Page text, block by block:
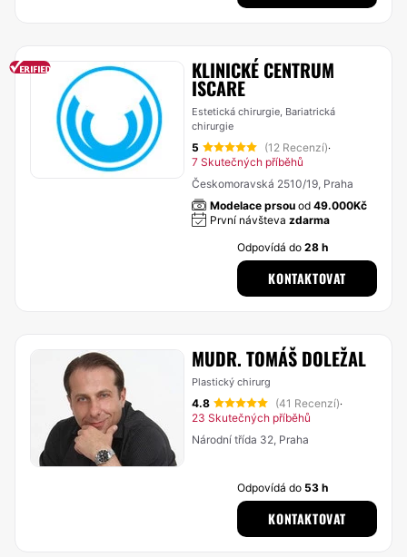
KLINICKÉ CENTRUM
ISCARE
Estetická chirurgie, Bariatrická
chirurgie
5 (12 Recenzí)·
7 Skutečných příběhů
Českomoravská 2510/19, Praha
Modelace prsou od 49.000Kč
První návšteva zdarma
Odpovídá do28 h
KONTAKTOVAT
MUDR. TOMÁŠ DOLEŽAL
Plastický chirurg
4.8 (41 Recenzí)·
23 Skutečných příběhů
Národní třída 32, Praha
Odpovídá do53 h
KONTAKTOVAT